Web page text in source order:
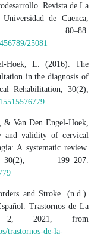
Revista de La
de Cuenca,
25081
Hoek, L. (2016). The
in the diagnosis of
Rehabilitation, 30(2),
Van Den Engel-Hoek,
validity of cervical
A systematic review.
199–207.
and Stroke. (n.d.).
Trastornos de La
2, 2021, from
trastornos-de-la-